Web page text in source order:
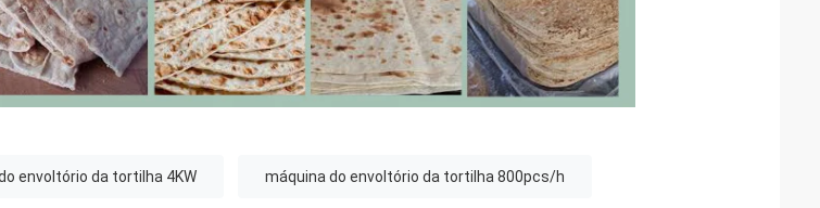
envoltório da tortilha 4KW máquina do envoltório da tortilha 800pcs/h